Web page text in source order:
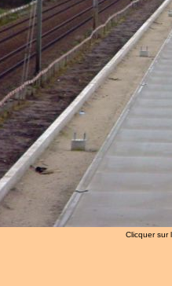
Clicquer sur